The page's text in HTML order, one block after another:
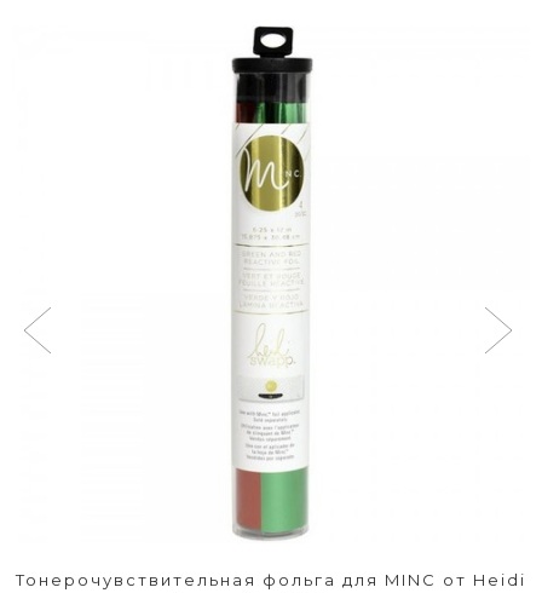
Тонерочувствительная фольга для MINC от Heidi